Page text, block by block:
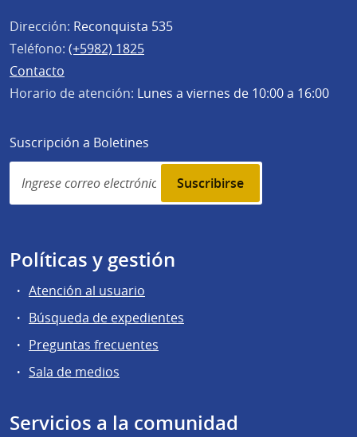
Dirección: Reconquista 535
Teléfono: (+5982) 1825
Contacto
Horario de atención: Lunes a viernes de 10:00 a 16:00
Suscripción a Boletines
Simplenews
subscription
Políticas y gestión
Atención al usuario
Búsqueda de expedientes
Preguntas frecuentes
Sala de medios
Servicios a la comunidad